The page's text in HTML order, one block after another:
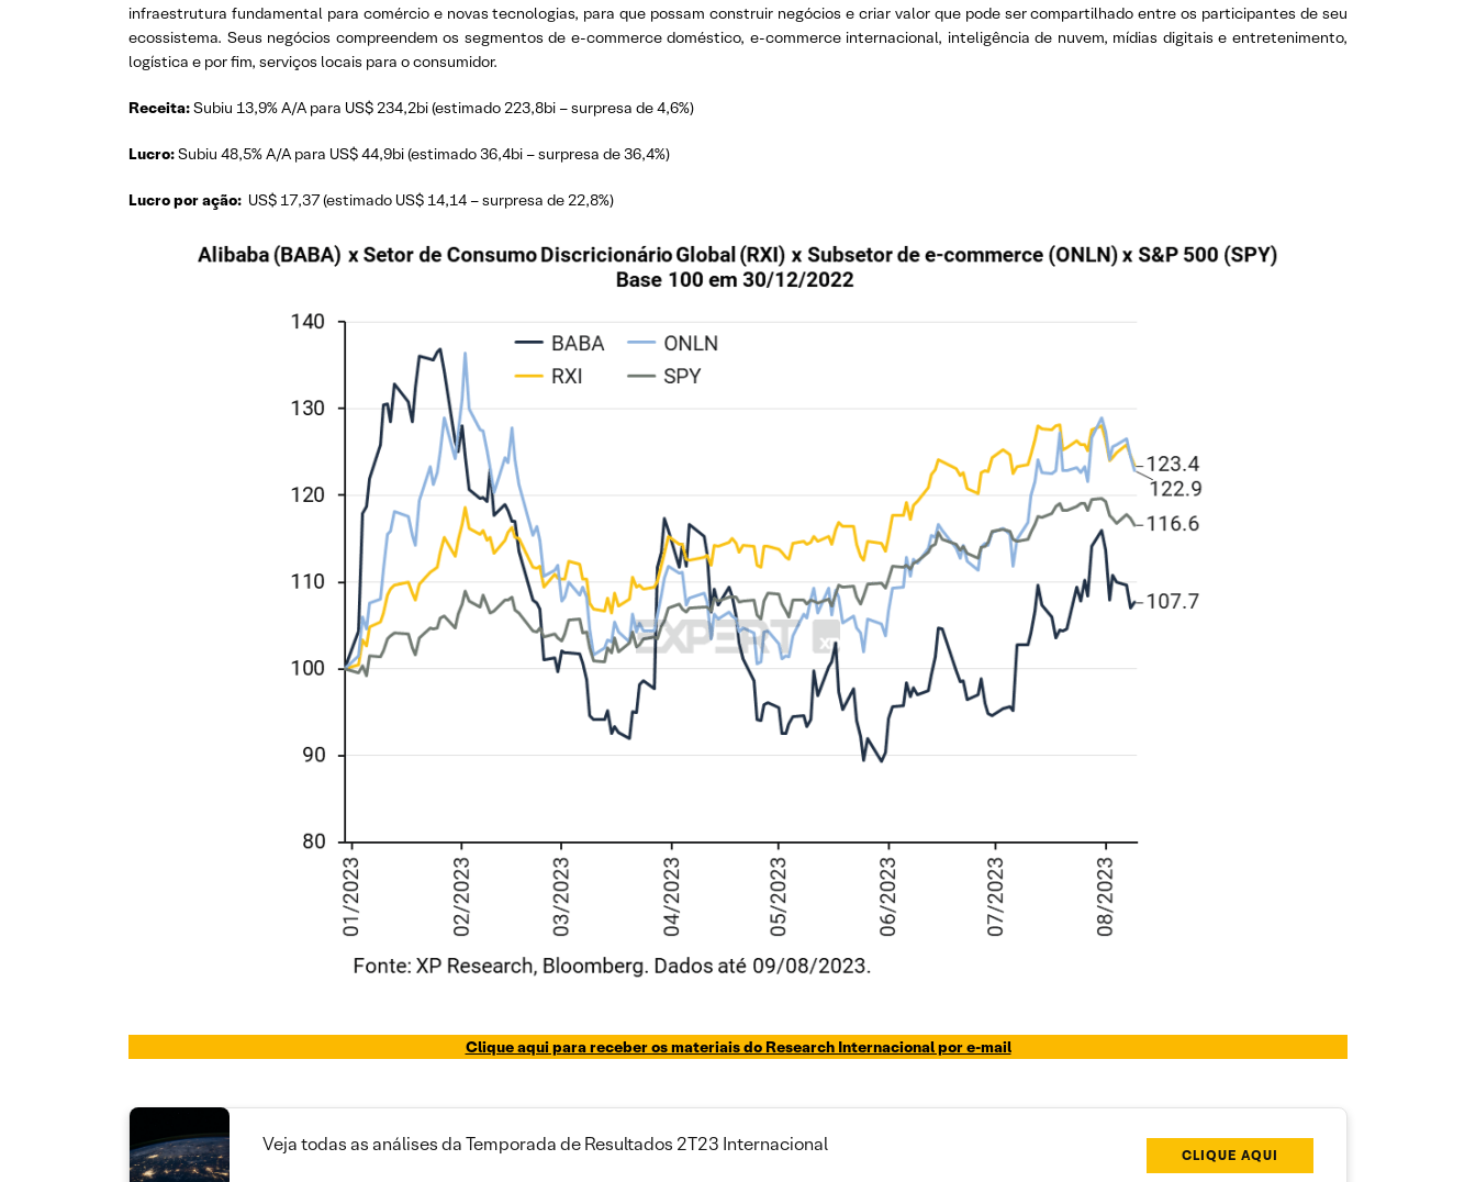
infraestrutura fundamental para comércio e novas tecnologias, para que possam construir negócios e criar valor que pode ser compartilhado entre os participantes de seu
ecossistema. Seus negócios compreendem os segmentos de e-commerce doméstico, e-commerce internacional, inteligência de nuvem, mídias digitais e entretenimento,
logística e por fim, serviços locais para o consumidor.
Receita:Subiu 13,9% A/A para US$ 234,2bi (estimado 223,8bi – surpresa de 4,6%)
Lucro:Subiu 48,5% A/A para US$ 44,9bi (estimado 36,4bi – surpresa de 36,4%)
Lucro por ação: US$ 17,37 (estimado US$ 14,14 – surpresa de 22,8%)
Clique aqui para receber os materiais do Research Internacional por e-mail
Veja todas as análises da Temporada de Resultados 2T23 Internacional CLIQUE AQUI